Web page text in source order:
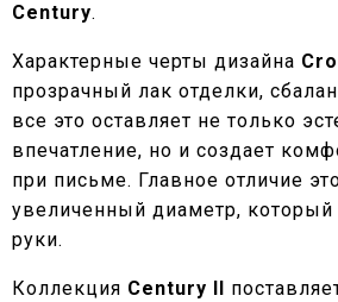
Century.
Характерные черты дизайна
прозрачный лак отделки,
все это оставляет не только
впечатление, но и создает
при письме. Главное отличие
увеличенный диаметр, который
руки.
Коллекция Century II